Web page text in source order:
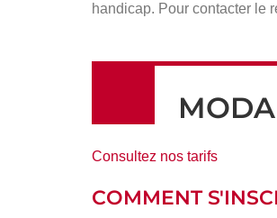
handicap. Pour contacter le
Consultez nos tarifs
COMMENT